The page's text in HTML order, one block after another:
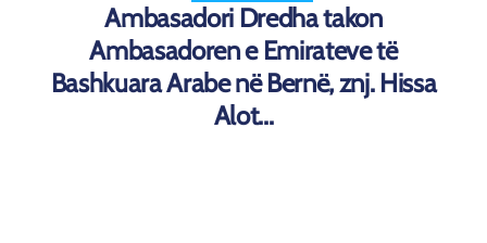
Ambasadori Dredha takon
Ambasadoren e Emirateve të
Bashkuara Arabe në Bernë, znj. Hissa
Alot...